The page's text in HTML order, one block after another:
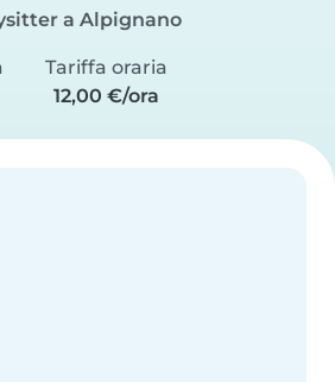
a Alpignano
Tariffa oraria
12,00 €/ora